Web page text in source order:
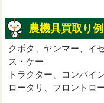
農機具買取り例
クボタ、ヤンマー、イ
ス・ケー
トラクター、コンバイ
ロータリ、フロントロ